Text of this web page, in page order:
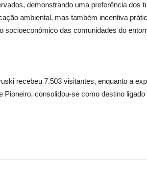
demonstrando uma preferência dos
ambiental, mas também incentiva
das comunidades do
recebeu 7.503 visitantes, enquanto a
consolidou-se como destino